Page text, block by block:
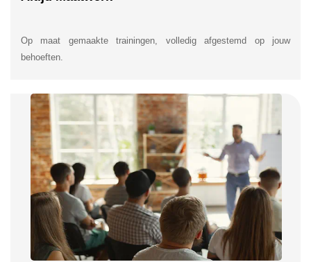
Op maat gemaakte trainingen, volledig afgestemd op jouw
behoeften.